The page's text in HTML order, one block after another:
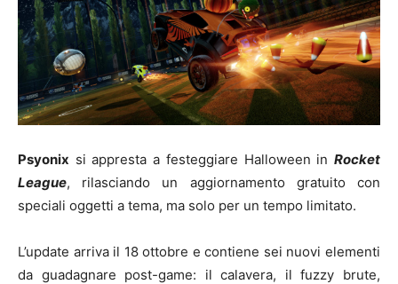
Psyonix si appresta a festeggiare Halloween in Rocket
League, rilasciando un aggiornamento gratuito con
speciali oggetti a tema, ma solo per un tempo limitato.
L’update arriva il 18 ottobre e contiene sei nuovi elementi
da guadagnare post-game: il calavera, il fuzzy brute,